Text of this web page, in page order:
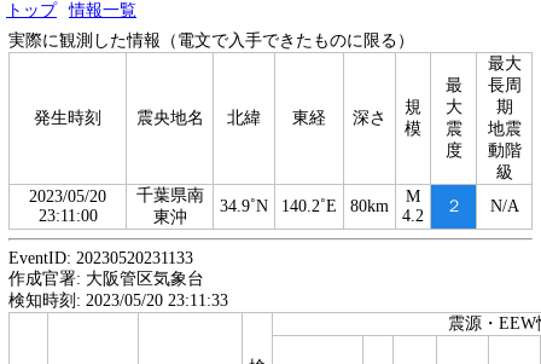
トップ
情報一覧
実際に観測した情報（電文で入手できたものに限る）
発生時刻 震央地名 北緯 東経 深さ
規
模
最
大
震
度
最大
長周
期
地震
動階
級
2023/05/20
23:11:00
千葉県南
東沖
34.9˚N 140.2˚E 80km
M
4.2
２ N/A
EventID: 20230520231133
作成官署: 大阪管区気象台
検知時刻: 2023/05/20 23:11:33
震源・EEW